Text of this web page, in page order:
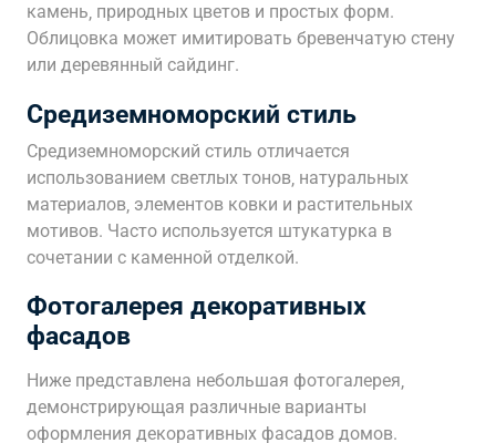
камень‚ природных цветов и простых форм.
Облицовка может имитировать бревенчатую стену
или деревянный сайдинг.
Средиземноморский стиль
Средиземноморский стиль отличается
использованием светлых тонов‚ натуральных
материалов‚ элементов ковки и растительных
мотивов. Часто используется штукатурка в
сочетании с каменной отделкой.
Фотогалерея декоративных
фасадов
Ниже представлена небольшая фотогалерея‚
демонстрирующая различные варианты
оформления декоративных фасадов домов.